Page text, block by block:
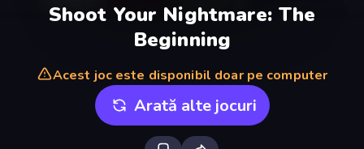
Shoot Your Nightmare: The
Beginning
Acest joc este disponibil doar pe computer
Arată alte jocuri